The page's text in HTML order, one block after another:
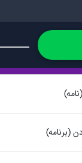
(برنامه)